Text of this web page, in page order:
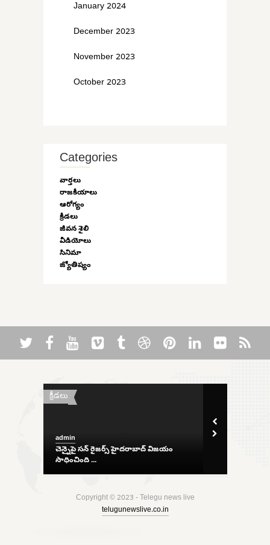
January 2024
December 2023
November 2023
October 2023
Categories
వార్తలు
రాజకీయాలు
ఆరోగ్యం
క్రీడలు
జీవన శైలి
వీడియోలు
సినిమా
జ్యోతిష్యం
క్రీడలు
admin
చెన్నైపై సన్ రైజర్స్ హైదరాబాద్ విజయం
సాధించింది ...
Copyright © 2023 - Telegu news live
telugunewslive.co.in